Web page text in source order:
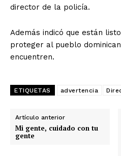
director de la policía.
Además indicó que están
proteger al pueblo
encuentren.
ETIQUETAS advertencia
Artículo anterior
Mi gente, cuidado con tu
gente